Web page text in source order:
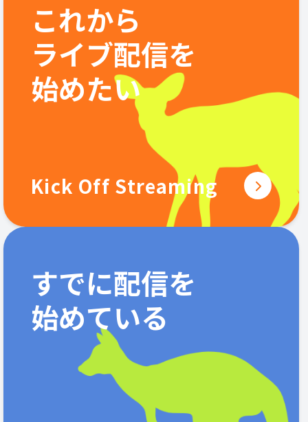
これから
ライブ配信を
始めたい
Kick Off Streaming
すでに配信を
始めている